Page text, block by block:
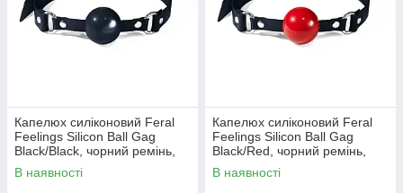
Капелюх силіконовий Feral
Feelings Silicon Ball Gag
Black/Black, чорний ремінь,
чорна кулька
В наявності
Капелюх силіконовий Feral
Feelings Silicon Ball Gag
Black/Red, чорний ремінь,
червона кулька
В наявності